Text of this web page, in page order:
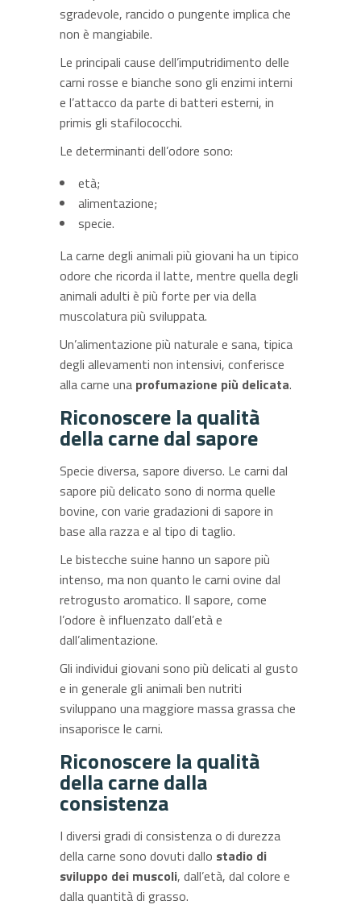
sgradevole, rancido o pungente implica che
non è mangiabile.
Le principali cause dell’imputridimento delle
carni rosse e bianche sono gli enzimi interni
e l’attacco da parte di batteri esterni, in
primis gli stafilococchi.
Le determinanti dell’odore sono:
età;
alimentazione;
specie.
La carne degli animali più giovani ha un tipico
odore che ricorda il latte, mentre quella degli
animali adulti è più forte per via della
muscolatura più sviluppata.
Un’alimentazione più naturale e sana, tipica
degli allevamenti non intensivi, conferisce
alla carne una profumazione più delicata.
Riconoscere la qualità
della carne dal sapore
Specie diversa, sapore diverso. Le carni dal
sapore più delicato sono di norma quelle
bovine, con varie gradazioni di sapore in
base alla razza e al tipo di taglio.
Le bistecche suine hanno un sapore più
intenso, ma non quanto le carni ovine dal
retrogusto aromatico. Il sapore, come
l’odore è influenzato dall’età e
dall’alimentazione.
Gli individui giovani sono più delicati al gusto
e in generale gli animali ben nutriti
sviluppano una maggiore massa grassa che
insaporisce le carni.
Riconoscere la qualità
della carne dalla
consistenza
I diversi gradi di consistenza o di durezza
della carne sono dovuti dallo stadio di
sviluppo dei muscoli, dall’età, dal colore e
dalla quantità di grasso.